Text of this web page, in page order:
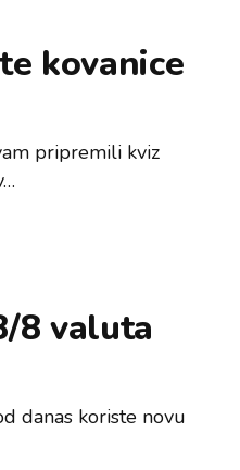
kovanice
pripremili kviz
8 valuta
danas koriste novu